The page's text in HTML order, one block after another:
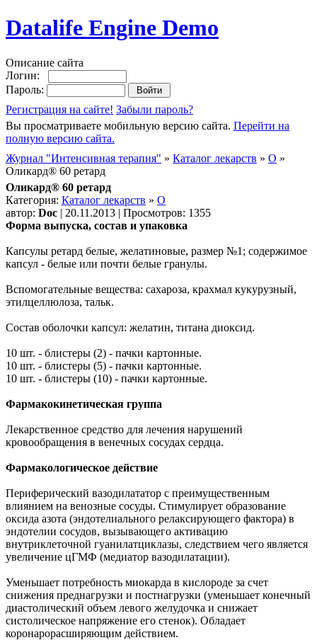
Datalife Engine Demo
Описание сайта
Логин:
Пароль:
Регистрация на сайте! Забыли пароль?
Вы просматриваете мобильную версию сайта. Перейти на
полную версию сайта.
Журнал "Интенсивная терапия" » Каталог лекарств » О »
Оликард® 60 ретард
Оликард® 60 ретард
Категория: Каталог лекарств » О
автор: Doc | 20.11.2013 | Просмотров: 1355
Форма выпуска, состав и упаковка
Капсулы ретард белые, желатиновые, размер №1; содержимое
капсул - белые или почти белые гранулы.
Вспомогательные вещества: сахароза, крахмал кукурузный,
этилцеллюлоза, тальк.
Состав оболочки капсул: желатин, титана диоксид.
10 шт. - блистеры (2) - пачки картонные.
10 шт. - блистеры (5) - пачки картонные.
10 шт. - блистеры (10) - пачки картонные.
Фармакокинетическая группа
Лекарственное средство для лечения нарушений
кровообращения в венечных сосудах сердца.
Фармакологическое действие
Периферический вазодилататор с преимущественным
влиянием на венозные сосуды. Стимулирует образование
оксида азота (эндотелиального релаксирующего фактора) в
эндотелии сосудов, вызывающего активацию
внутриклеточной гуанилатциклазы, следствием чего является
увеличение цГМФ (медиатор вазодилатации).
Уменьшает потребность миокарда в кислороде за счет
снижения преднагрузки и постнагрузки (уменьшает конечный
диастолический объем левого желудочка и снижает
систолическое напряжение его стенок). Обладает
коронарорасширяющим действием.